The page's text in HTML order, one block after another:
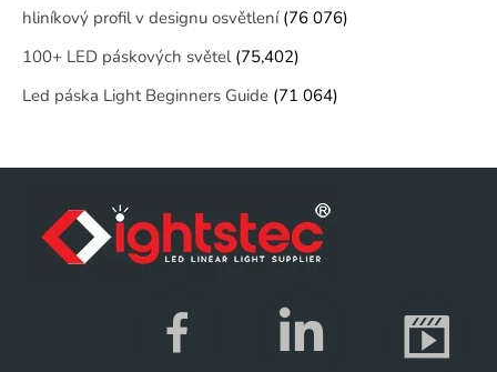
hliníkový profil v designu osvětlení (76 076)
100+ LED páskových světel (75,402)
Led páska Light Beginners Guide (71 064)